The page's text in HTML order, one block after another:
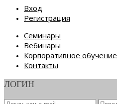
Вход
Регистрация
Семинары
Вебинары
Корпоративное обучение
Контакты
ЛОГИН